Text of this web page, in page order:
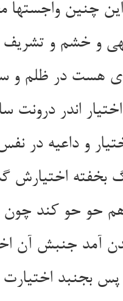
اختیار اندر درونت ساکنست ** تا ندید او یوسفی کف را نخست